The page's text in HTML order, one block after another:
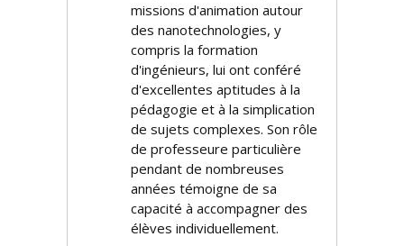
missions d'animation autour
des nanotechnologies, y
compris la formation
d'ingénieurs, lui ont conféré
d'excellentes aptitudes à la
pédagogie et à la simplification
de sujets complexes. Son rôle
de professeure particulière
pendant de nombreuses
années témoigne de sa
capacité à accompagner des
élèves individuellement.